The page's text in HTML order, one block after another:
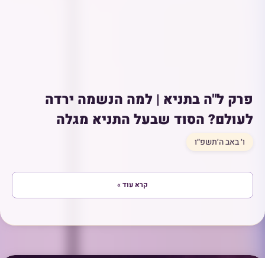
פרק ל"ה בתניא | למה הנשמה ירדה
לעולם? הסוד שבעל התניא מגלה
ו׳ באב ה׳תשפ״ו
קרא עוד »